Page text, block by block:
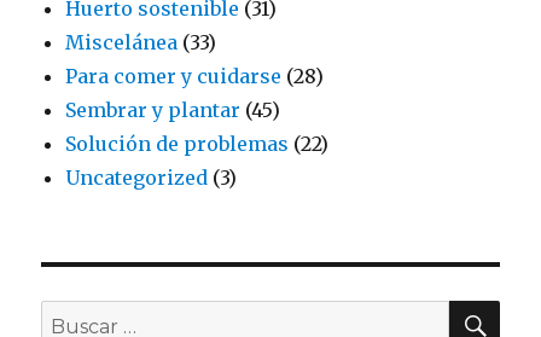
Huerto sostenible (31)
Miscelánea (33)
Para comer y cuidarse (28)
Sembrar y plantar (45)
Solución de problemas (22)
Uncategorized (3)
Buscar